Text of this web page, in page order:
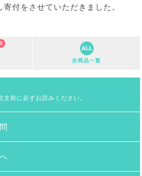
付をさせていただきました。
0
全商品一覧
文前に必ずお読みください。